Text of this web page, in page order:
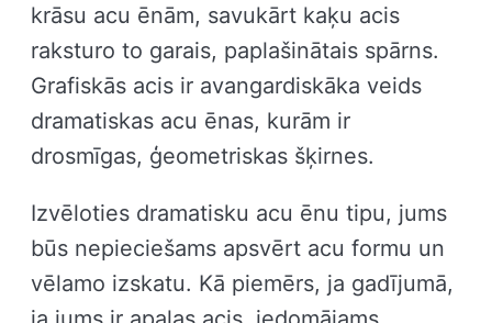
krāsu acu ēnām, savukārt kaķu acis
raksturo to garais, paplašinātais spārns.
Grafiskās acis ir avangardiskāka veids
dramatiskas acu ēnas, kurām ir
drosmīgas, ģeometriskas šķirnes.
Izvēloties dramatisku acu ēnu tipu, jums
būs nepieciešams apsvērt acu formu un
vēlamo izskatu. Kā piemērs, ja gadījumā,